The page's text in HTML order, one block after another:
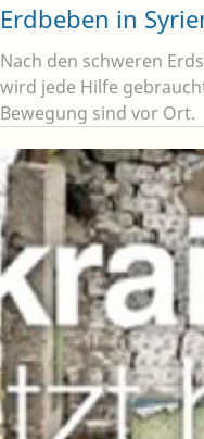
Erdbeben in
Nach den schweren
wird jede Hilfe
Bewegung sind vor Ort.